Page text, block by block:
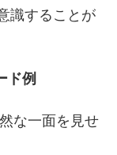
識することが
ド例
な一面を見せ